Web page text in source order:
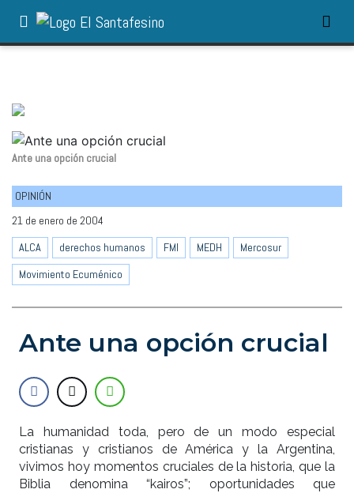
Ante una opción crucial
OPINIÓN
21 de enero de 2004
ALCA
derechos humanos FMI MEDH
Mercosur
Movimiento Ecuménico
Ante una opción crucial
La humanidad toda, pero de un modo especial
cristianas y cristianos de América y la Argentina,
vivimos hoy momentos cruciales de la historia, que la
Biblia denomina “kairos”; oportunidades que